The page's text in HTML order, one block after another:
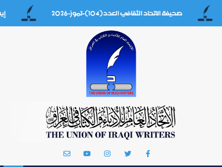
صحيفة الاتحاد الثقافي العدد(104)-تموز-2026 إيه بغداد